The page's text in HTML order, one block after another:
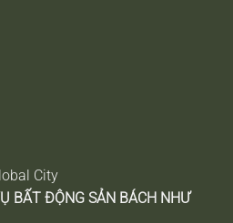
City
BẤT ĐỘNG SẢN BÁCH NHƯ